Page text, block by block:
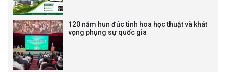
Bảo vệ luận án tiến sĩ của NCS
120 năm hun đúc tinh hoa học thuật và khát
vọng phụng sự quốc gia